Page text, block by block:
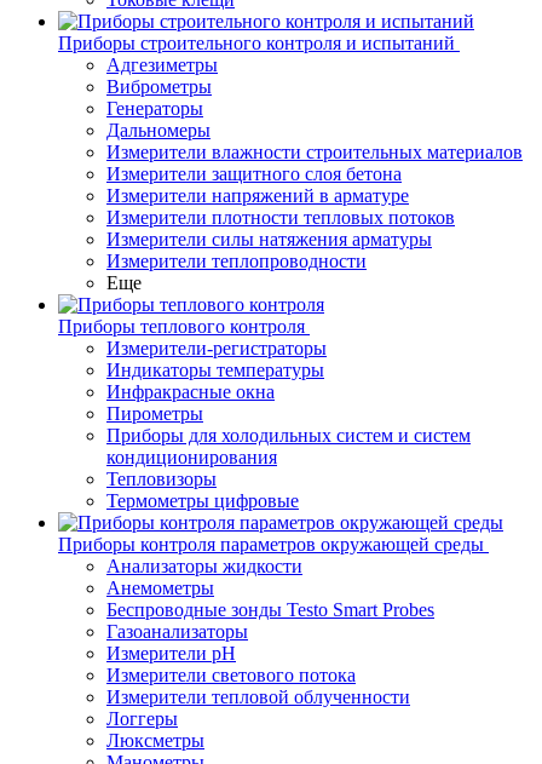
Приборы строительного контроля и испытаний
Адгезиметры
Виброметры
Генераторы
Дальномеры
Измерители влажности строительных материалов
Измерители защитного слоя бетона
Измерители напряжений в арматуре
Измерители плотности тепловых потоков
Измерители силы натяжения арматуры
Измерители теплопроводности
Еще
Приборы теплового контроля
Измерители-регистраторы
Индикаторы температуры
Инфракрасные окна
Пирометры
Приборы для холодильных систем и систем
кондиционирования
Тепловизоры
Термометры цифровые
Приборы контроля параметров окружающей среды
Анализаторы жидкости
Анемометры
Беспроводные зонды Testo Smart Probes
Газоанализаторы
Измерители pH
Измерители светового потока
Измерители тепловой облученности
Логгеры
Люксметры